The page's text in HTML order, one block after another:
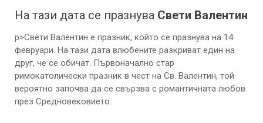
На тази дата се празнува Свети Валентин
p>Свети Валентин е празник, който се празнува на 14
февруари. На тази дата влюбените разкриват един на
друг, че се обичат. Първоначално стар
римокатолически празник в чест на Св. Валентин, той
вероятно започва да се свързва с романтичната любов
през Средновековието.